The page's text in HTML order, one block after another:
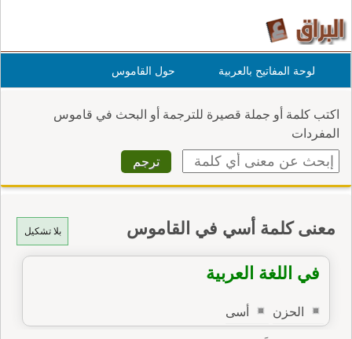
لوحة المفاتيح بالعربية حول القاموس
اكتب كلمة أو جملة قصيرة للترجمة أو البحث في قاموس
المفردات
بلا تشكيل معنى كلمة أسي في القاموس
في اللغة العربية
الحزن أسى